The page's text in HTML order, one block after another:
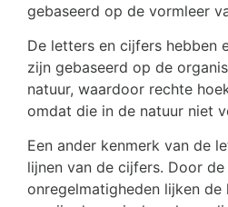
gebaseerd op de vormleer
De letters en cijfers hebben
zijn gebaseerd op de
natuur, waardoor rechte
omdat die in de natuur niet
Een ander kenmerk van de
lijnen van de cijfers. Door
onregelmatigheden lijken